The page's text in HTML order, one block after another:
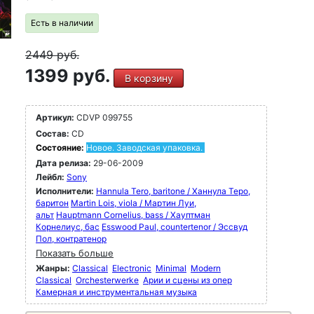
Есть в наличии
2449руб.
1399 руб. В корзину
Артикул: CDVP 099755
Состав: CD
Состояние: Новое. Заводская упаковка.
Дата релиза: 29-06-2009
Лейбл: Sony
Исполнители: Hannula Tero, baritone / Ханнула Теро,
баритон Martin Lois, viola / Мартин Луи,
альт Hauptmann Cornelius, bass / Хауптман
Корнелиус, бас Esswood Paul, countertenor / Эссвуд
Пол, контратенор
Показать больше
Жанры: Classical Electronic Minimal Modern
Classical Orchesterwerke Арии и сцены из опер
Камерная и инструментальная музыка